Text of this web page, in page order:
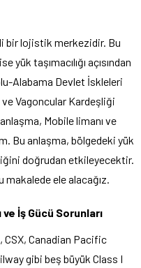
bir lojistik merkezidir. Bu
yük taşımacılığı açısından
Alabama Devlet İskleleri
Vagoncular Kardeşliği
Mobile limanı ve
Bu anlaşma, bölgedeki yük
doğrudan etkileyecektir.
makalede ele alacağız.
ve İş Gücü Sorunları
CSX, Canadian Pacific
gibi beş büyük Class I